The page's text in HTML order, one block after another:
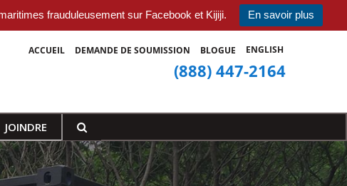
frauduleusement sur Facebook et Kijiji. En savoir plus
ACCUEIL DEMANDE DE SOUMISSION BLOGUE ENGLISH
(888) 447-2164
JOINDRE